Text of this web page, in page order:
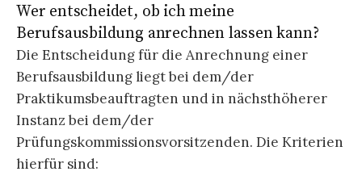
Wer entscheidet, ob ich meine
Berufsausbildung anrechnen lassen kann?
Die Entscheidung für die Anrechnung einer
Berufsausbildung liegt bei dem/der
Praktikumsbeauftragten und in nächsthöherer
Instanz bei dem/der
Prüfungskommissionsvorsitzenden. Die Kriterien
hierfür sind: